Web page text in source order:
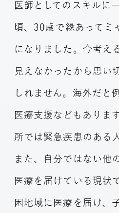
医師としてのスキルに
頃、30歳で縁あってミ
になりました。今考え
見えなかったから思い
しれません。海外だと
医療支援などもありま
所では緊急疾患のある
また、自分ではない他
医療を届けている現状
困地域に医療を届け、